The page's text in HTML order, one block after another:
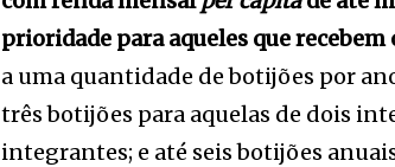
prioridade para aqueles que recebem
a uma quantidade de botijões por
três botijões para aquelas de dois
integrantes; e até seis botijões